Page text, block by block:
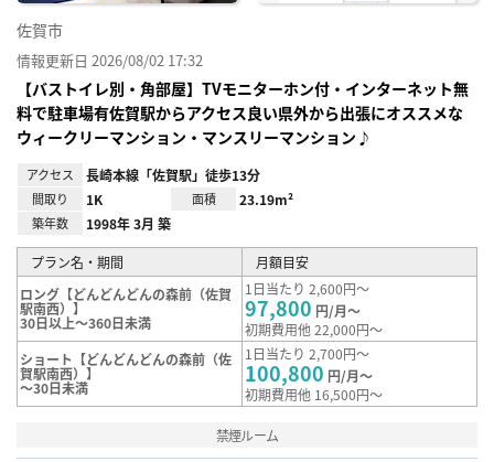
佐賀市
情報更新日 2026/08/02 17:32
【バストイレ別・角部屋】TVモニターホン付・インターネット無
料で駐車場有佐賀駅からアクセス良い県外から出張にオススメな
ウィークリーマンション・マンスリーマンション♪
アクセス 長崎本線「佐賀駅」徒歩13分
間取り 1K 面積 23.19m²
築年数 1998年 3月 築
プラン名・期間
月額目安
ロング【どんどんどんの森前（佐賀
駅南西）】
30日以上～360日未満
1日当たり 2,600円～
97,800 円/月～
初期費用他 22,000円～
ショート【どんどんどんの森前（佐
賀駅南西）】
～30日未満
1日当たり 2,700円～
100,800 円/月～
初期費用他 16,500円～
禁煙ルーム